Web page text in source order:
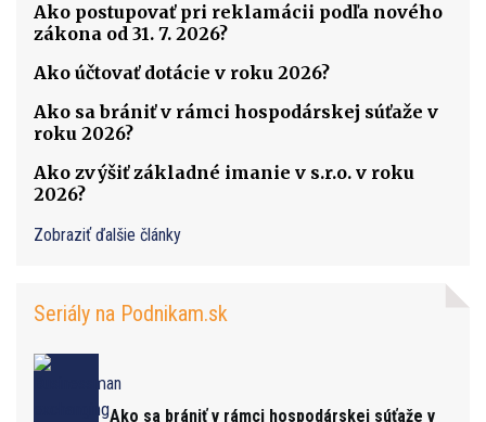
Ako postupovať pri reklamácii podľa nového
zákona od 31. 7. 2026?
Ako účtovať dotácie v roku 2026?
Ako sa brániť v rámci hospodárskej súťaže v
roku 2026?
Ako zvýšiť základné imanie v s.r.o. v roku
2026?
Zobraziť ďalšie články
Seriály na Podnikam.sk
Ako sa brániť v rámci hospodárskej súťaže v